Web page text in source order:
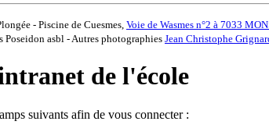
- Piscine de Cuesmes, Voie de Wasmes n°2 à 7033
Poseidon asbl - Autres photographies Jean Christophe
de l'école
suivants afin de vous connecter :